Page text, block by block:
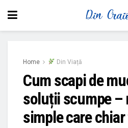
Home Din Viață
Cum scapi de
soluții scumpe –
simple care